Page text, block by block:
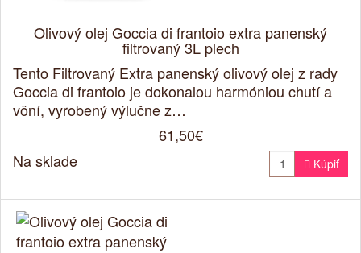
Olivový olej Goccia di frantoio extra panenský
filtrovaný 3L plech
Tento Filtrovaný Extra panenský olivový olej z rady
Goccia di frantoio je dokonalou harmóniou chutí a
vôní, vyrobený výlučne z…
61,50€
Na sklade
 Kúpiť